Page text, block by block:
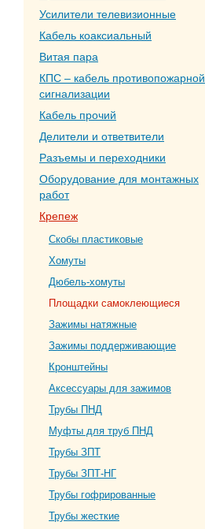
Усилители телевизионные
Кабель коаксиальный
Витая пара
КПС – кабель противопожарной
сигнализации
Кабель прочий
Делители и ответвители
Разъемы и переходники
Оборудование для монтажных
работ
Крепеж
Скобы пластиковые
Хомуты
Дюбель-хомуты
Площадки самоклеющиеся
Зажимы натяжные
Зажимы поддерживающие
Кронштейны
Аксессуары для зажимов
Трубы ПНД
Муфты для труб ПНД
Трубы ЗПТ
Трубы ЗПТ-НГ
Трубы гофрированные
Трубы жесткие